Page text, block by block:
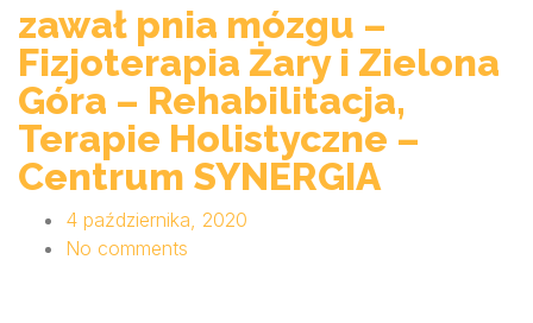
zawał pnia mózgu –
Fizjoterapia Żary i Zielona
Góra – Rehabilitacja,
Terapie Holistyczne –
Centrum SYNERGIA
4 października, 2020
No comments